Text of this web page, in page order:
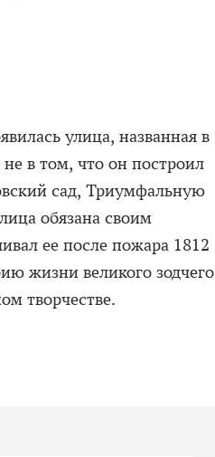
улица, названная в
в том, что он построил
сад, Триумфальную
обязана своим
ее после пожара 1812
жизни великого зодчего
творчестве.